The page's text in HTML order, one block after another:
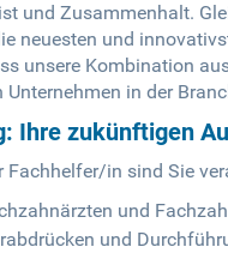
und Zusammenhalt.
neuesten und
unsere Kombination
in der
Ihre zukünftigen
in sind Sie
und
und